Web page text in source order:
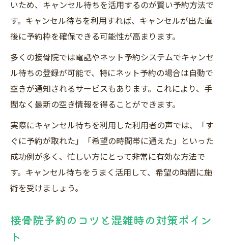
いため、キャンセル待ちを活用するのが賢い予約方法で
す。キャンセル待ちを利用すれば、キャンセルが出た直
後に予約枠を確保できる可能性が高まります。
多くの接骨院では電話やネット予約システムでキャンセ
ル待ちの登録が可能で、特にネット予約の場合は自動で
空きが通知されるサービスもあります。これにより、手
間なく最新の空き情報を得ることができます。
実際にキャンセル待ちを利用した利用者の声では、「す
ぐに予約が取れた」「希望の時間帯に通えた」といった
成功例が多く、忙しい方にとって非常に有効な方法で
す。キャンセル待ちをうまく活用して、希望の時間に施
術を受けましょう。
接骨院予約のコツと混雑時の対策ポイン
ト